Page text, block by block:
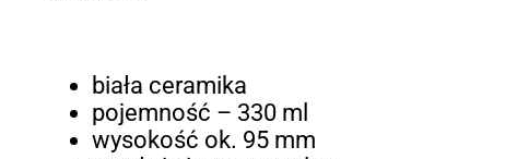
biała ceramika
pojemność – 330 ml
wysokość ok. 95 mm